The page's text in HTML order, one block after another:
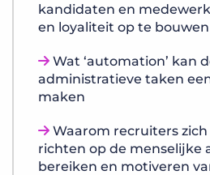
kandidaten en
en loyaliteit op te bouwen
Wat ‘automation’ kan
administratieve taken
maken
Waarom recruiters
richten op de menselijke
bereiken en motiveren